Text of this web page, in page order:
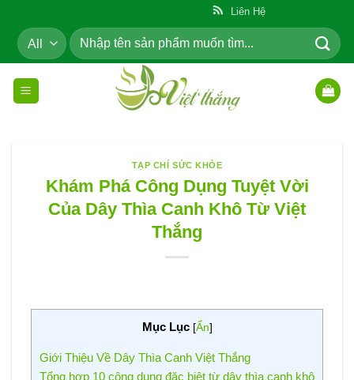
content
Liên Hệ
Tìm
kiếm:
TẠP CHÍ SỨC KHỎE
Khám Phá Công Dụng Tuyệt Vời
Của Dây Thìa Canh Khô Từ Việt
Thắng
Mục Lục [Ẩn]
Giới Thiệu Về Dây Thìa Canh Việt Thắng
Tổng hợp 10 công dụng đặc biệt từ dây thìa canh khô